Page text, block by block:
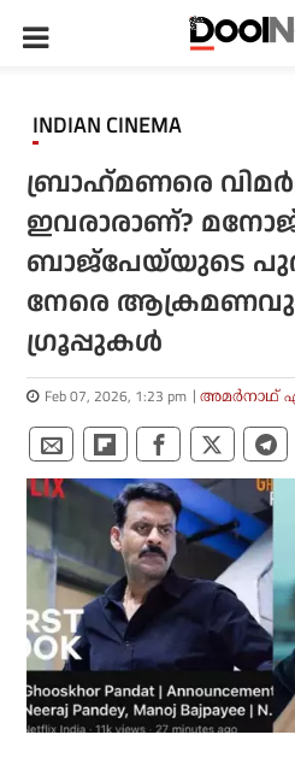
INDIAN CINEMA
ബ്രാഹ്‌മണരെ
ഇവരാരാണ്?
ബാജ്‌പേയ്‌യുടെ
നേരെ
ഗ്രൂപ്പുകള്‍
Feb 07, 2026, 1:23 pm അമര്‍നാഥ്